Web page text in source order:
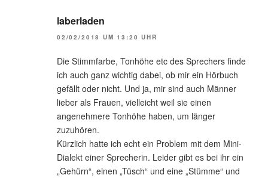
laberladen
02/02/2018 UM 13:20 UHR
Die Stimmfarbe, Tonhöhe etc des Sprechers finde
ich auch ganz wichtig dabei, ob mir ein Hörbuch
gefällt oder nicht. Und ja, mir sind auch Männer
lieber als Frauen, vielleicht weil sie einen
angenehmere Tonhöhe haben, um länger
zuzuhören.
Kürzlich hatte ich echt ein Problem mit dem Mini-
Dialekt einer Sprecherin. Leider gibt es bei ihr ein
„Gehürn“, einen „Tüsch“ und eine „Stümme“ und